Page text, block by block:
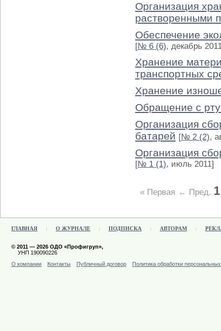
Организация
растворенными
Обеспечение
[№ 6 (6), декабрь
Хранение
транспортных
Хранение
Обращение с
Организация
батарей [№ 2 (2),
Организация
[№ 1 (1), июль 2011]
« Первая ← Пред. 1
ГЛАВНАЯ О ЖУРНАЛЕ ПОДПИСКА АВТОРАМ
© 2011 — 2026 ОДО «Профигруп»,
УНП 190090226
О компании
Контакты Публичный договор Политика обработки